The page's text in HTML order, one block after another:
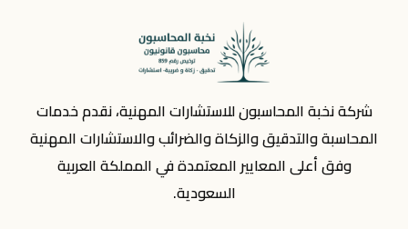
شركة نخبة المحاسبون للاستشارات المهنية، نقدم خدمات
المحاسبة والتدقيق والزكاة والضرائب والاستشارات المهنية
وفق أعلى المعايير المعتمدة في المملكة العربية
السعودية.